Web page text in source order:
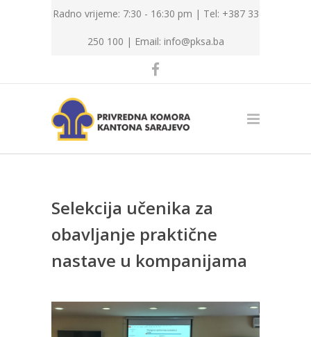
Radno vrijeme: 7:30 - 16:30 pm | Tel: +387 33
250 100 | Email: info@pksa.ba
Selekcija učenika za
obavljanje praktične
nastave u kompanijama